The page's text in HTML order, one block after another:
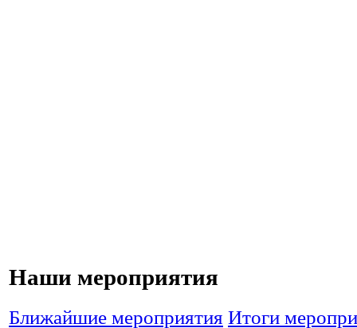
Наши мероприятия
Ближайшие мероприятия Итоги